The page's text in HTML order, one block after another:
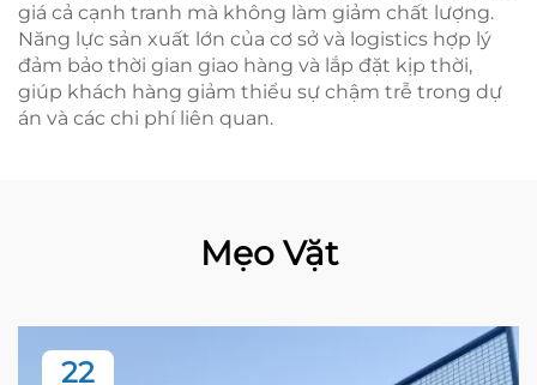
giá cả cạnh tranh mà không làm giảm chất lượng.
Năng lực sản xuất lớn của cơ sở và logistics hợp lý
đảm bảo thời gian giao hàng và lắp đặt kịp thời,
giúp khách hàng giảm thiểu sự chậm trễ trong dự
án và các chi phí liên quan.
Mẹo Vặt
22